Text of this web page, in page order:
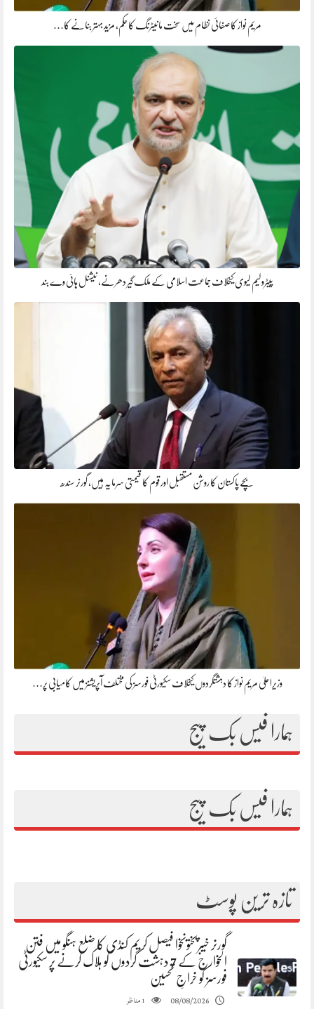
مریم نواز کا صفائی نظام میں سخت مانیٹرنگ کا حکم، مزید بہتر بنانے کا…
پیٹرولیم لیوی کیخلاف جماعت اسلامی کے ملک گیر دھرنے، نیشنل ہائی وے بند
بچے پاکستان کا روشن مستقبل اور قوم کا قیمتی سرمایہ ہیں، گورنر سندھ
وزیراعلیٰ مریم نواز کا دہشتگردوں کیخلاف سکیورٹی فورسز کی مختلف آپریشنز میں کامیابی پر…
ہمارا فیس بک پیج
ہمارا فیس بک پیج
تازہ ترین پوسٹ
گورنر خیبرپختونخوا فیصل کریم کنڈی کا ضلع ہنگو میں فتن
الخوارج کے 7 دہشت گردوں کو ہلاک کرنے پر سکیورٹی
فورسز کو خراجِ تحسین
08/08/2026
1مناظر